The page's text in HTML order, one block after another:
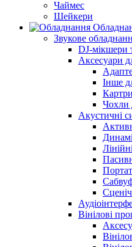
Чаймес
Шейкери
Звукове
DJ-мікшери
Аксесуари
Інше
Чохли
Акустичні
Вінілові